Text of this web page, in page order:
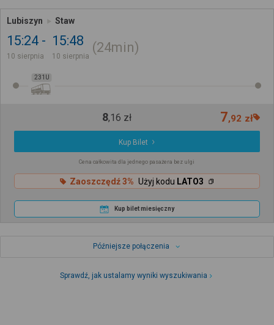
Lubiszyn Staw
15:24
10 sierpnia
15:48
10 sierpnia
24min
231U
8,16 zł 7,92 zł
Kup Bilet
Cena całkowita dla jednego pasażera bez ulgi
Zaoszczędź 3% Użyj kodu LATO3
Kup bilet miesięczny
Późniejsze połączenia
Sprawdź, jak ustalamy wyniki wyszukiwania